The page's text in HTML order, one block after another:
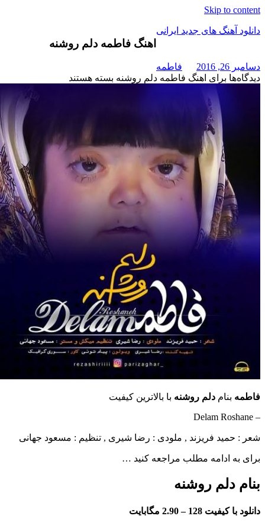
Skip
های جدید ایرانی
اهنگ فاطمه دلم روشنه
فاطمه
برای اهنگ فاطمه دلم روشنهبسته هستند
دلم روشنهبا بالاترین کیفیت
فریزند , ملودی :‌ رضا شیری , تنظیم : مسعود جهانی
ادامه مطلب مراجعه کنید …
روشنه
128 – 2.90 مگابایت